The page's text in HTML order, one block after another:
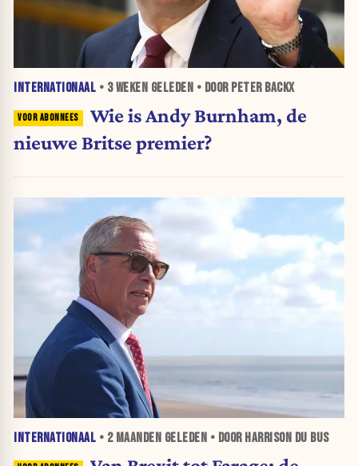
INTERNATIONAAL • 3 WEKEN GELEDEN • DOOR PETER BACKX
Wie is Andy Burnham, de
nieuwe Britse premier?
INTERNATIONAAL • 2 MAANDEN GELEDEN • DOOR HARRISON DU BUS